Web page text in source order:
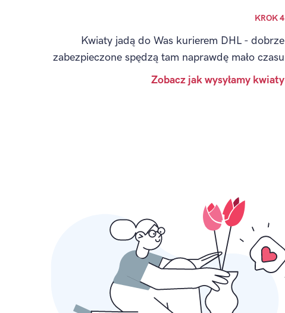
KROK 4
Kwiaty jadą do Was kurierem DHL - dobrze
zabezpieczone spędzą tam naprawdę mało czasu
Zobacz jak wysyłamy kwiaty